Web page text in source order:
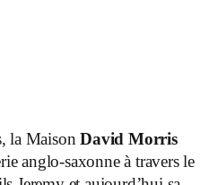
la MaisonDavid Morris
anglo-saxonne à travers le